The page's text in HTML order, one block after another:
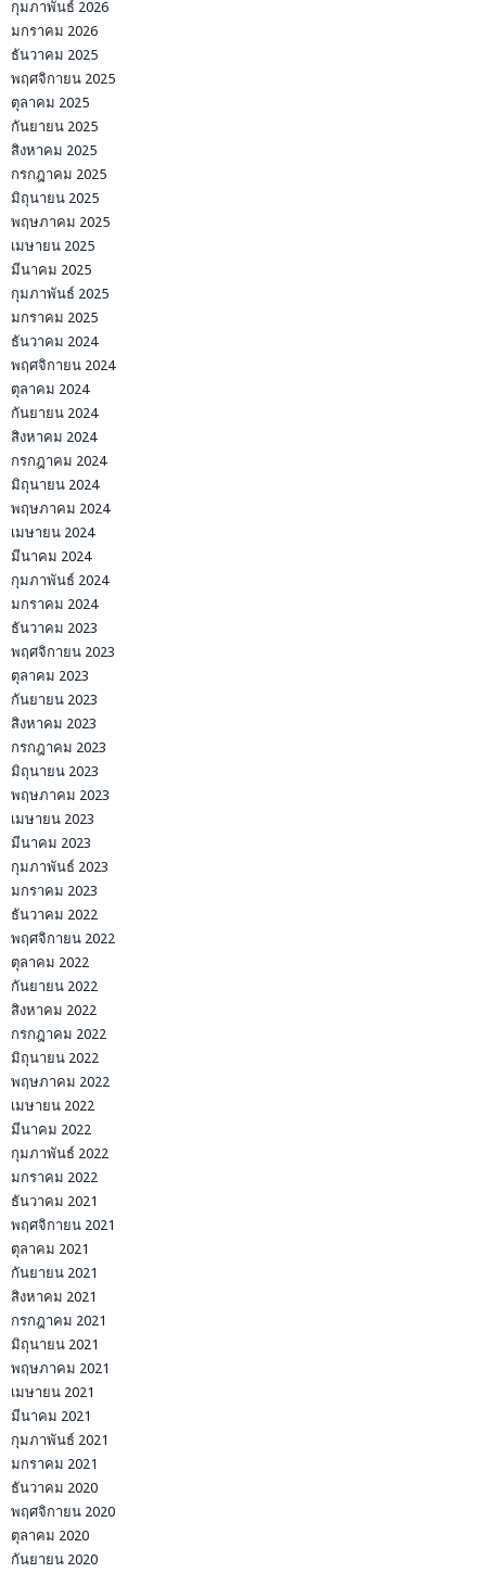
กุมภาพันธ์ 2026
มกราคม 2026
ธันวาคม 2025
พฤศจิกายน 2025
ตุลาคม 2025
กันยายน 2025
สิงหาคม 2025
กรกฎาคม 2025
มิถุนายน 2025
พฤษภาคม 2025
เมษายน 2025
มีนาคม 2025
กุมภาพันธ์ 2025
มกราคม 2025
ธันวาคม 2024
พฤศจิกายน 2024
ตุลาคม 2024
กันยายน 2024
สิงหาคม 2024
กรกฎาคม 2024
มิถุนายน 2024
พฤษภาคม 2024
เมษายน 2024
มีนาคม 2024
กุมภาพันธ์ 2024
มกราคม 2024
ธันวาคม 2023
พฤศจิกายน 2023
ตุลาคม 2023
กันยายน 2023
สิงหาคม 2023
กรกฎาคม 2023
มิถุนายน 2023
พฤษภาคม 2023
เมษายน 2023
มีนาคม 2023
กุมภาพันธ์ 2023
มกราคม 2023
ธันวาคม 2022
พฤศจิกายน 2022
ตุลาคม 2022
กันยายน 2022
สิงหาคม 2022
กรกฎาคม 2022
มิถุนายน 2022
พฤษภาคม 2022
เมษายน 2022
มีนาคม 2022
กุมภาพันธ์ 2022
มกราคม 2022
ธันวาคม 2021
พฤศจิกายน 2021
ตุลาคม 2021
กันยายน 2021
สิงหาคม 2021
กรกฎาคม 2021
มิถุนายน 2021
พฤษภาคม 2021
เมษายน 2021
มีนาคม 2021
กุมภาพันธ์ 2021
มกราคม 2021
ธันวาคม 2020
พฤศจิกายน 2020
ตุลาคม 2020
กันยายน 2020